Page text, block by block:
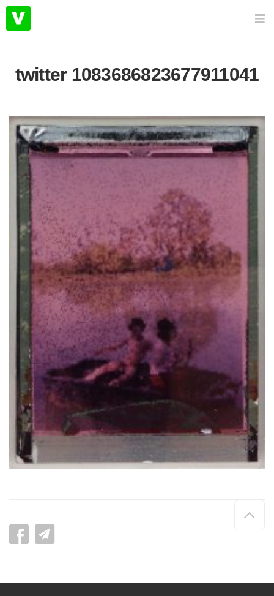
twitter 1083686823677911041
de